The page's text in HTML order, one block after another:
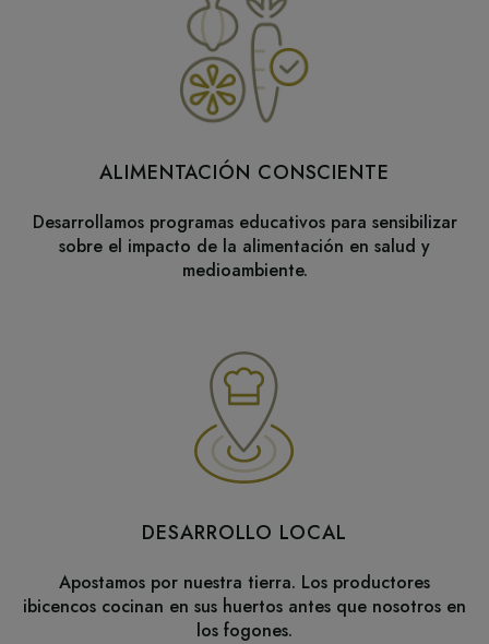
ALIMENTACIÓN CONSCIENTE
Desarrollamos programas educativos para sensibilizar
sobre el impacto de la alimentación en salud y
medioambiente.
DESARROLLO LOCAL
Apostamos por nuestra tierra. Los productores
ibicencos cocinan en sus huertos antes que nosotros en
los fogones.